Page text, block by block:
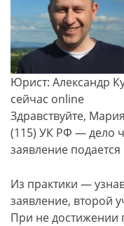
Юрист: Александр
сейчас online
Здравствуйте,
(115) УК РФ — дело
заявление
Из практики —
заявление, второй
При не